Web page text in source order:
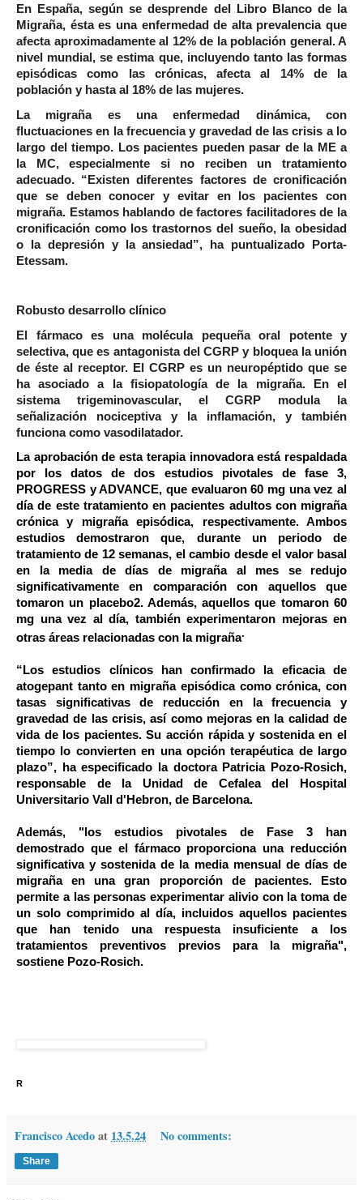
En España, según se desprende del Libro Blanco de la
Migraña, ésta es una enfermedad de alta prevalencia que
afecta aproximadamente al 12% de la población general. A
nivel mundial, se estima que, incluyendo tanto las formas
episódicas como las crónicas, afecta al 14% de la
población y hasta al 18% de las mujeres.
La migraña es una enfermedad dinámica, con
fluctuaciones en la frecuencia y gravedad de las crisis a lo
largo del tiempo. Los pacientes pueden pasar de la ME a
la MC, especialmente si no reciben un tratamiento
adecuado. “Existen diferentes factores de cronificación
que se deben conocer y evitar en los pacientes con
migraña. Estamos hablando de factores facilitadores de la
cronificación como los trastornos del sueño, la obesidad
o la depresión y la ansiedad”, ha puntualizado Porta-
Etessam.
Robusto desarrollo clínico
El fármaco es una molécula pequeña oral potente y
selectiva, que es antagonista del CGRP y bloquea la unión
de éste al receptor. El CGRP es un neuropéptido que se
ha asociado a la fisiopatología de la migraña. En el
sistema trigeminovascular, el CGRP modula la
señalización nociceptiva y la inflamación, y también
funciona como vasodilatador.
La aprobación de esta terapia innovadora está respaldada
por los datos de dos estudios pivotales de fase 3,
PROGRESS y ADVANCE, que evaluaron 60 mg una vez al
día de este tratamiento en pacientes adultos con migraña
crónica y migraña episódica, respectivamente. Ambos
estudios demostraron que, durante un periodo de
tratamiento de 12 semanas, el cambio desde el valor basal
en la media de días de migraña al mes se redujo
significativamente en comparación con aquellos que
tomaron un placebo2. Además, aquellos que tomaron 60
mg una vez al día, también experimentaron mejoras en
otras áreas relacionadas con la migraña.
“Los estudios clínicos han confirmado la eficacia de
atogepant tanto en migraña episódica como crónica, con
tasas significativas de reducción en la frecuencia y
gravedad de las crisis, así como mejoras en la calidad de
vida de los pacientes. Su acción rápida y sostenida en el
tiempo lo convierten en una opción terapéutica de largo
plazo”, ha especificado la doctora Patricia Pozo-Rosich,
responsable de la Unidad de Cefalea del Hospital
Universitario Vall d'Hebron, de Barcelona.
Además, "los estudios pivotales de Fase 3 han
demostrado que el fármaco proporciona una reducción
significativa y sostenida de la media mensual de días de
migraña en una gran proporción de pacientes. Esto
permite a las personas experimentar alivio con la toma de
un solo comprimido al día, incluidos aquellos pacientes
que han tenido una respuesta insuficiente a los
tratamientos preventivos previos para la migraña",
sostiene Pozo-Rosich.
R
Francisco Acedoat13.5.24 No comments:
Share